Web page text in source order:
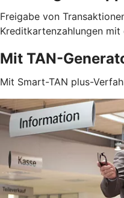
Freigabe von
Kreditkartenzahlungen mit
Mit TAN-
Mit Smart-TAN plus-